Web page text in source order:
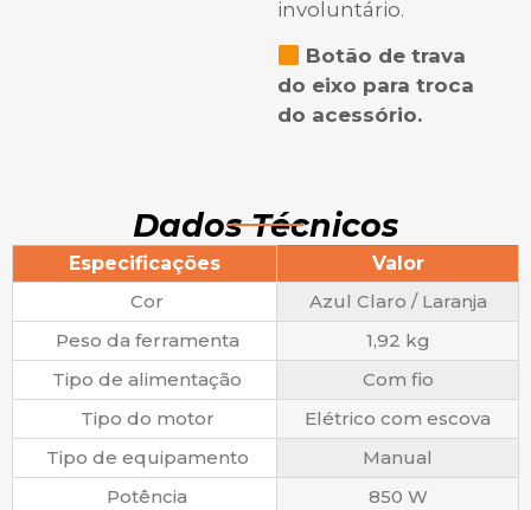
involuntário.
Botão de trava
do eixo para troca
do acessório.
Dados Técnicos
Especificações
Valor
Cor
Azul Claro / Laranja
Peso da ferramenta
1,92 kg
Tipo de alimentação
Com fio
Tipo do motor
Elétrico com escova
Tipo de equipamento
Manual
Potência
850 W